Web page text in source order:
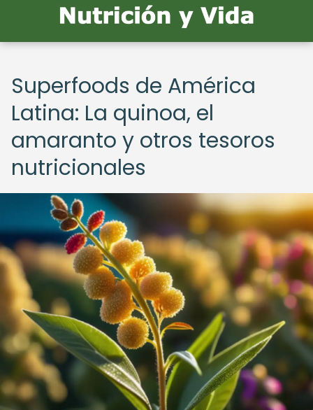
Superfoods de América
Latina: La quinoa, el
amaranto y otros tesoros
nutricionales